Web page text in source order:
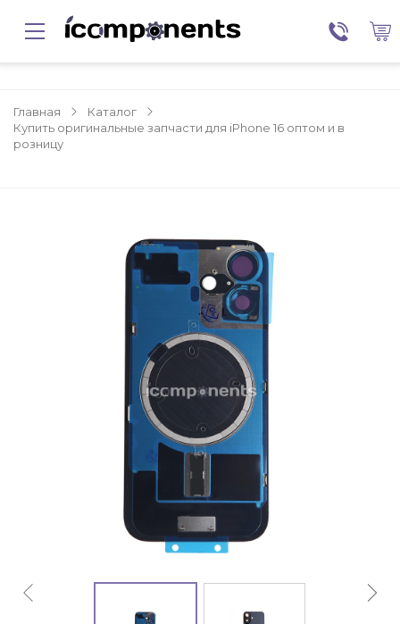
Главная
Каталог
Купить оригинальные запчасти для iPhone 16 оптом и в
розницу